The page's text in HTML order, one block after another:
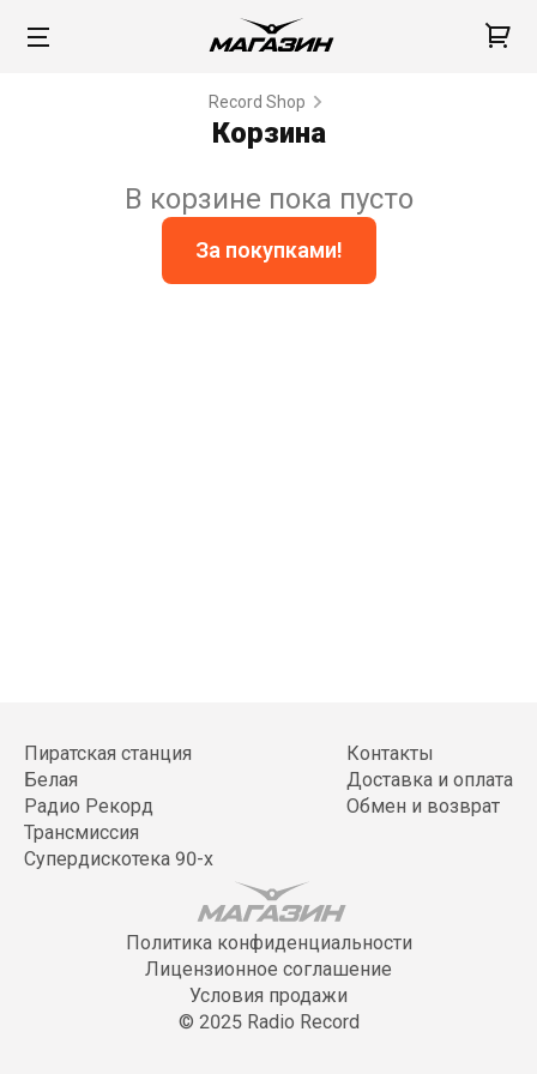
Record Shop
Корзина
В корзине пока пусто
За покупками!
Пиратская станция
Белая
Радио Рекорд
Трансмиссия
Супердискотека 90-х
Контакты
Доставка и оплата
Обмен и возврат
Политика конфиденциальности
Лицензионное соглашение
Условия продажи
© 2025 Radio Record